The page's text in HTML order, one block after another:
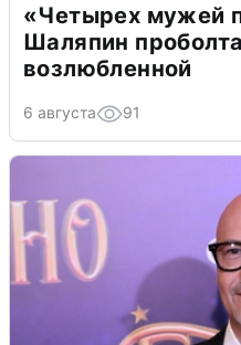
«Четырех мужей
Шаляпин
возлюбленной
6 августа 91